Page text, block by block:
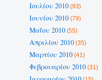
Ιουλίου 2010(93)
Ιουνίου 2010(79)
Μαΐου 2010(55)
Απριλίου 2010(35)
Μαρτίου 2010(41)
Φεβρουαρίου 2010(31)